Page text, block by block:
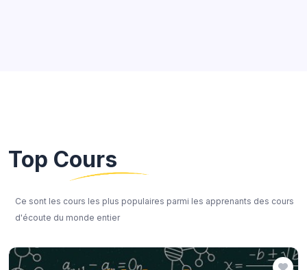
Top Cours
Ce sont les cours les plus populaires parmi les apprenants des cours
d'écoute du monde entier